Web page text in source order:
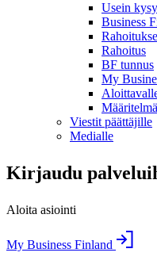
Usein
Business
Rahoitus
BF tunnus
My
Viestit päättäjille
Medialle
Kirjaudu
Aloita asiointi
My Business Finland